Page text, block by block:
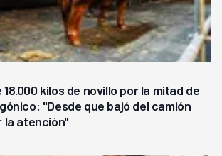
kilos de novillo por la mitad de
"Desde que bajó del camión
la atención"